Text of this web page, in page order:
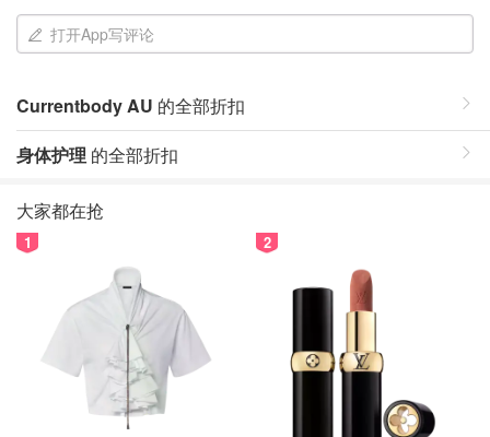
打开App写评论
Currentbody AU 的全部折扣
身体护理 的全部折扣
大家都在抢
1 2